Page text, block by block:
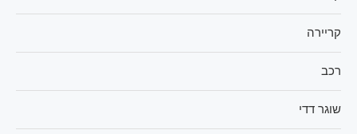
קריירה
רכב
שוגר דדי